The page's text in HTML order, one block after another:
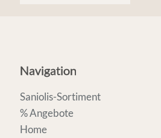
Navigation
Saniolis-Sortiment
% Angebote
Home